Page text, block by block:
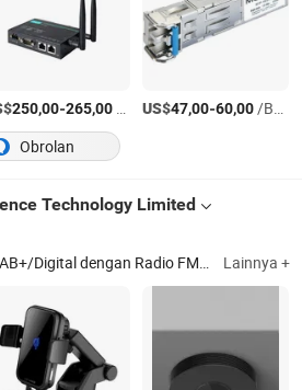
250,00-265,00/Bagian US$47,00-60,00/Bagian
Obrolan
Technology Limited
Camping Outdoor, Radio Internet WiFi, Radio Konstruksi Tempat Kerja, Aksesori Mobil Pengisi Daya Nirkabel, Speaker Bluetooth Tahan Air Earbuds Earphone, Radio Darurat Tenaga Surya Handcrank Windup/Sos, Microsystem/CD/MP3 Pemain Lainnya +